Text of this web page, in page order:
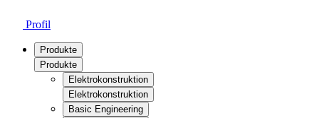
Profil
Produkte
Produkte
Elektrokonstruktion
Elektrokonstruktion
Basic Engineering